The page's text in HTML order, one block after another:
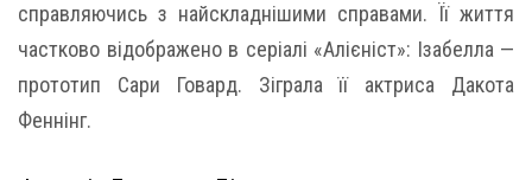
справляючись з найскладнішими справами. Її життя
частково відображено в серіалі «Алієніст»: Ізабелла —
прототип Сари Говард. Зіграла її актриса Дакота
Феннінг.